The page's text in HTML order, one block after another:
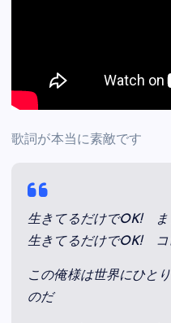
歌詞が本当に素敵です
生きてるだけでOK!
生きてるだけでOK! コ
この俺様は世界にひと
のだ